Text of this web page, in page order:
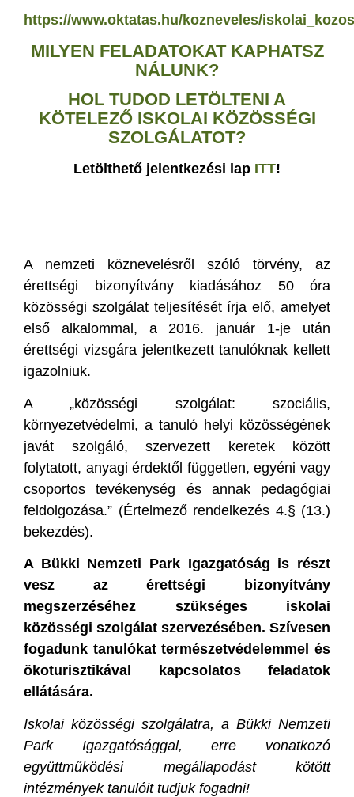
https://www.oktatas.hu/kozneveles/
MILYEN FELADATOKAT KAPHATSZ
NÁLUNK?
HOL TUDOD LETÖLTENI A
KÖTELEZŐ ISKOLAI KÖZÖSSÉGI
SZOLGÁLATOT?
Letölthető jelentkezési lap ITT!
A nemzeti köznevelésről szóló törvény, az
érettségi bizonyítvány kiadásához 50 óra
közösségi szolgálat teljesítését írja elő, amelyet
első alkalommal, a 2016. január 1-je után
érettségi vizsgára jelentkezett tanulóknak kellett
igazolniuk.
A „közösségi szolgálat: szociális,
környezetvédelmi, a tanuló helyi közösségének
javát szolgáló, szervezett keretek között
folytatott, anyagi érdektől független, egyéni vagy
csoportos tevékenység és annak pedagógiai
feldolgozása.” (Értelmező rendelkezés 4.§ (13.)
bekezdés).
A Bükki Nemzeti Park Igazgatóság is részt
vesz az érettségi bizonyítvány
megszerzéséhez szükséges iskolai
közösségi szolgálat szervezésében. Szívesen
fogadunk tanulókat természetvédelemmel és
ökoturisztikával kapcsolatos feladatok
ellátására.
Iskolai közösségi szolgálatra, a Bükki Nemzeti
Park Igazgatósággal, erre vonatkozó
együttműködési megállapodást kötött
intézmények tanulóit tudjuk fogadni!